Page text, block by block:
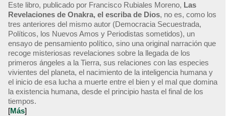
Este libro, publicado por Francisco Rubiales Moreno, Las
Revelaciones de Onakra, el escriba de Dios, no es, como los
tres anteriores del mismo autor (Democracia Secuestrada,
Políticos, los Nuevos Amos y Periodistas sometidos), un
ensayo de pensamiento político, sino una original narración que
recoge misteriosas revelaciones sobre la llegada de los
primeros ángeles a la Tierra, sus relaciones con las especies
vivientes del planeta, el nacimiento de la inteligencia humana y
el inicio de esa lucha a muerte entre el bien y el mal que domina
la existencia humana, desde el principio hasta el final de los
tiempos.
[Más]